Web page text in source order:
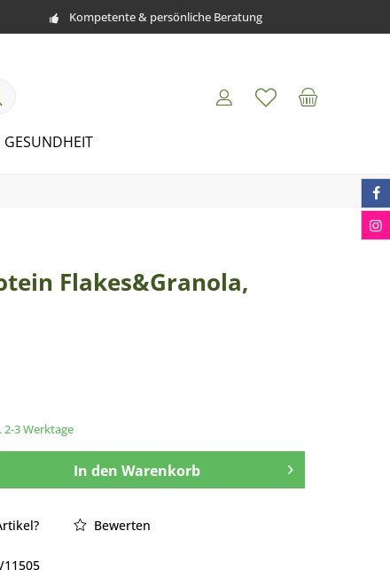
Kompetente & persönliche Beratung
GESUNDHEIT
Flakes&Granola,
3 Werktage
In den Warenkorb
Bewerten